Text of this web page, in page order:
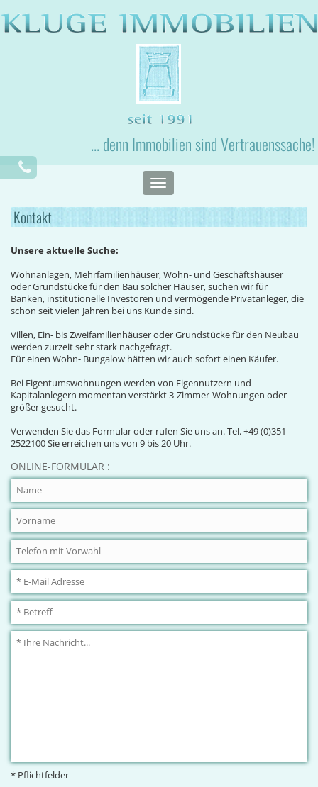
... denn Immobilien sind Vertrauenssache!
Toggle
navigation
Kontakt
Unsere aktuelle Suche:
Wohnanlagen, Mehrfamilienhäuser, Wohn- und Geschäftshäuser
oder Grundstücke für den Bau solcher Häuser, suchen wir für
Banken, institutionelle Investoren und vermögende Privatanleger, die
schon seit vielen Jahren bei uns Kunde sind.
Villen, Ein- bis Zweifamilienhäuser oder Grundstücke für den Neubau
werden zurzeit sehr stark nachgefragt.
Für einen Wohn- Bungalow hätten wir auch sofort einen Käufer.
Bei Eigentumswohnungen werden von Eigennutzern und
Kapitalanlegern momentan verstärkt 3-Zimmer-Wohnungen oder
größer gesucht.
Verwenden Sie das Formular oder rufen Sie uns an. Tel. +49 (0)351 -
2522100 Sie erreichen uns von 9 bis 20 Uhr.
ONLINE-FORMULAR :
* Pflichtfelder